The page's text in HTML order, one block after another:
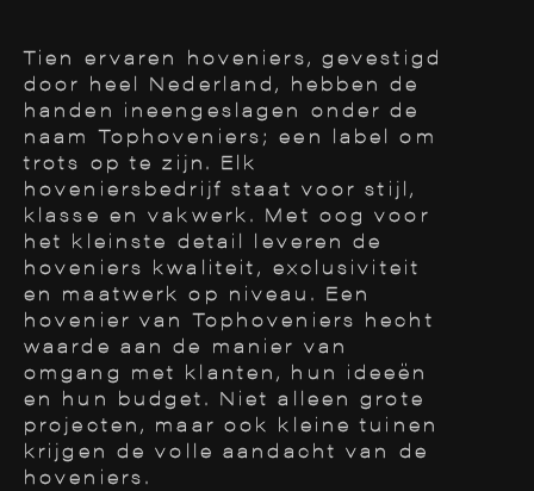
Tien ervaren hoveniers, gevestigd
door heel Nederland, hebben de
handen ineengeslagen onder de
naam Tophoveniers; een label om
trots op te zijn. Elk
hoveniersbedrijf staat voor stijl,
klasse en vakwerk. Met oog voor
het kleinste detail leveren de
hoveniers kwaliteit, exclusiviteit
en maatwerk op niveau. Een
hovenier van Tophoveniers hecht
waarde aan de manier van
omgang met klanten, hun ideeën
en hun budget. Niet alleen grote
projecten, maar ook kleine tuinen
krijgen de volle aandacht van de
hoveniers.